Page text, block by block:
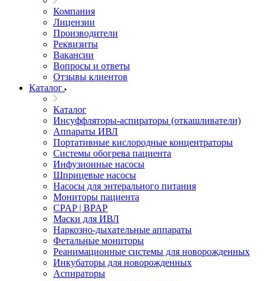
Компания
Лицензии
Производители
Реквизиты
Вакансии
Вопросы и ответы
Отзывы клиентов
Каталог
Каталог
Инсуффляторы-аспираторы (откашливатели)
Аппараты ИВЛ
Портативные кислородные концентраторы
Системы обогрева пациента
Инфузионные насосы
Шприцевые насосы
Насосы для энтерального питания
Мониторы пациента
CPAP | BPAP
Маски для ИВЛ
Наркозно-дыхательные аппараты
Фетальные мониторы
Реанимационные системы для новорожденных
Инкубаторы для новорожденных
Аспираторы